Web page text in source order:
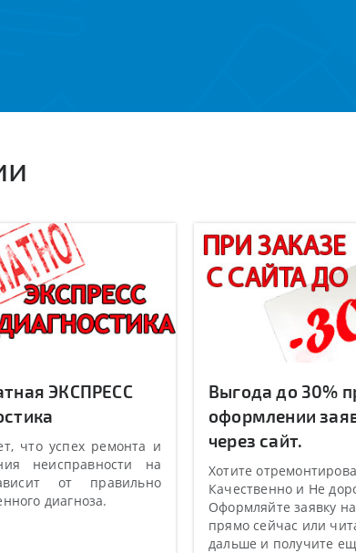
ЭКСПРЕСС
что успех ремонта и
неисправности на
от правильно
диагноза.
Выгода до 30%
оформлении
через сайт.
Хотите
Качественно и Не
Оформляйте заявку
прямо сейчас или
дальше и получите